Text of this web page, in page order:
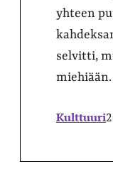
yhteen
selvitti,
miehiään.
Kulttuuri